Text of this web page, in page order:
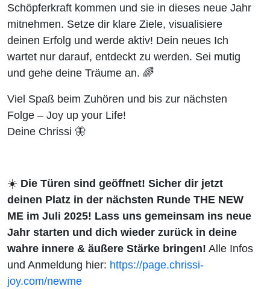
Schöpferkraft kommen und sie in dieses neue Jahr
mitnehmen. Setze dir klare Ziele, visualisiere
deinen Erfolg und werde aktiv! Dein neues Ich
wartet nur darauf, entdeckt zu werden. Sei mutig
und gehe deine Träume an. 🌈
Viel Spaß beim Zuhören und bis zur nächsten
Folge – Joy up your Life!
Deine Chrissi 🦋
☀️ Die Türen sind geöffnet! Sicher dir jetzt
deinen Platz in der nächsten Runde THE NEW
ME im Juli 2025! Lass uns gemeinsam ins neue
Jahr starten und dich wieder zurück in deine
wahre innere & äußere Stärke bringen! Alle Infos
und Anmeldung hier: https://page.chrissi-
joy.com/newme